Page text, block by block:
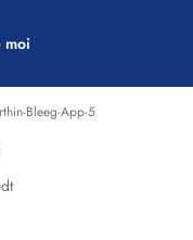
moi
Bleeg-App-5